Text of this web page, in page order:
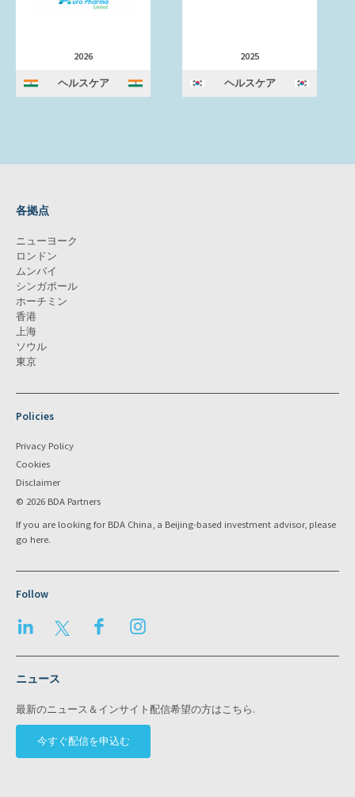
2026
ヘルスケア
2025
ヘルスケア
各拠点
ニューヨーク
ロンドン
ムンバイ
シンガポール
ホーチミン
香港
上海
ソウル
東京
Policies
Privacy Policy
Cookies
Disclaimer
© 2026 BDA Partners
If you are looking for BDA China, a Beijing-based investment advisor, please
go here.
Follow
LinkedIn Twitter Facebook
ニュース
最新のニュース＆インサイト配信希望の方はこちら.
今すぐ配信を申込む